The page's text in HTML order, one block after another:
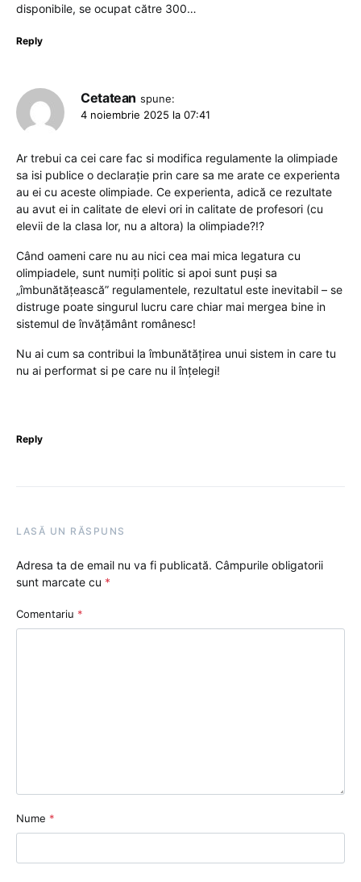
disponibile, se ocupat către 300…
Reply
Cetatean spune:
4 noiembrie 2025 la 07:41
Ar trebui ca cei care fac si modifica regulamente la olimpiade
sa isi publice o declarație prin care sa me arate ce experienta
au ei cu aceste olimpiade. Ce experienta, adică ce rezultate
au avut ei in calitate de elevi ori in calitate de profesori (cu
elevii de la clasa lor, nu a altora) la olimpiade?!?
Când oameni care nu au nici cea mai mica legatura cu
olimpiadele, sunt numiți politic si apoi sunt puși sa
„îmbunătățească” regulamentele, rezultatul este inevitabil – se
distruge poate singurul lucru care chiar mai mergea bine in
sistemul de învățământ românesc!
Nu ai cum sa contribui la îmbunătățirea unui sistem in care tu
nu ai performat si pe care nu il înțelegi!
Reply
LASĂ UN RĂSPUNS
Adresa ta de email nu va fi publicată. Câmpurile obligatorii
sunt marcate cu *
Comentariu *
Nume *